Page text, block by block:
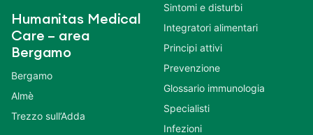
Humanitas Medical
Care – area
Bergamo
Bergamo
Almè
Trezzo sull’Adda
Sintomi e disturbi
Integratori alimentari
Principi attivi
Prevenzione
Glossario immunologia
Specialisti
Infezioni